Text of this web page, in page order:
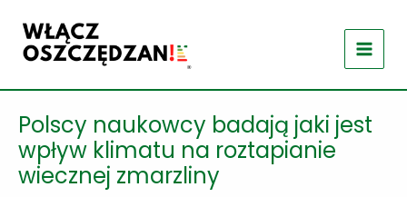
treści
Polscy naukowcy badają jaki jest
wpływ klimatu na roztapianie
wiecznej zmarzliny